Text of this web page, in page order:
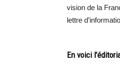
vision de la
lettre
En voici